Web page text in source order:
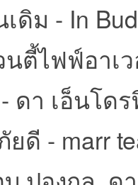
ดิม - In
นตี้ไฟฟ์อาเ
ดา เอ็นโด
ยดี - marr